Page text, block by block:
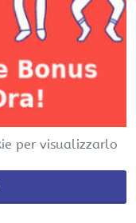
per visualizzarlo